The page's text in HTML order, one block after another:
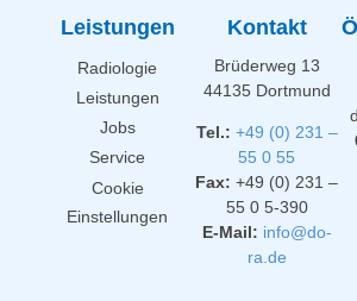
Leistungen
Radiologie
Leistungen
Jobs
Service
Cookie
Einstellungen
Kontakt
Brüderweg 13
44135 Dortmund
Tel.: +49 (0) 231 –
55 0 55
Fax: +49 (0) 231 –
55 0 5-390
E-Mail: info@do-
ra.de